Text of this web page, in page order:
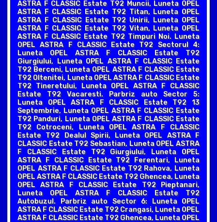
ASTRA F CLASSIC Estate T92 Muncii, Luneta OPEL
ASTRA F CLASSIC Estate T92 Titan, Luneta OPEL
ASTRA F CLASSIC Estate T92 Unirii, Luneta OPEL
ASTRA F CLASSIC Estate T92 Vitan, Luneta OPEL
ASTRA F CLASSIC Estate T92 Timpuri Noi. Luneta
OPEL ASTRA F CLASSIC Estate T92 Sectorul 4:
Luneta OPEL ASTRA F CLASSIC Estate T92
Giurgiului, Luneta OPEL ASTRA F CLASSIC Estate
T92 Berceni, Luneta OPEL ASTRA F CLASSIC Estate
T92 Oltenitei, Luneta OPEL ASTRA F CLASSIC Estate
T92 Tineretului, Luneta OPEL ASTRA F CLASSIC
Estate T92 Vacaresti. Parbriz auto Sector 5:
Luneta OPEL ASTRA F CLASSIC Estate T92 13
Septembrie, Luneta OPEL ASTRA F CLASSIC Estate
T92 Panduri, Luneta OPEL ASTRA F CLASSIC Estate
T92 Cotroceni, Luneta OPEL ASTRA F CLASSIC
Estate T92 Dealul Spirii, Luneta OPEL ASTRA F
CLASSIC Estate T92 Sebastian, Luneta OPEL ASTRA
F CLASSIC Estate T92 Giurgiului, Luneta OPEL
ASTRA F CLASSIC Estate T92 Ferentari, Luneta
OPEL ASTRA F CLASSIC Estate T92 Rahova, Luneta
OPEL ASTRA F CLASSIC Estate T92 Ghencea, Luneta
OPEL ASTRA F CLASSIC Estate T92 Pieptanari,
Luneta OPEL ASTRA F CLASSIC Estate T92
Autobuzul. Parbriz auto Sector 6: Luneta OPEL
ASTRA F CLASSIC Estate T92 Crangasi, Luneta OPEL
ASTRA F CLASSIC Estate T92 Ghencea, Luneta OPEL